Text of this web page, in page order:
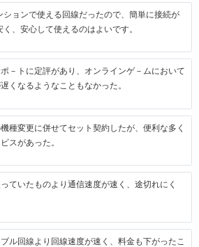
ションで使える回線だったので、簡単に接続が
、安心して使えるのはよいです。
－トに定評があり、オンラインゲ－ムにおいて
くなるようなこともなかった。
種変更に併せてセット契約したが、便利な多く
スがあった。
ていたものより通信速度が速く、途切れにく
ル回線より回線速度が速く、料金も下がったこ